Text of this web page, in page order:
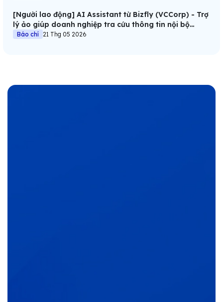
Báo chí 21 Thg 05 2026
[Người lao động] AI Assistant từ Bizfly (VCCorp) - Trợ
lý ảo giúp doanh nghiệp tra cứu thông tin nội bộ
trong 1 giây